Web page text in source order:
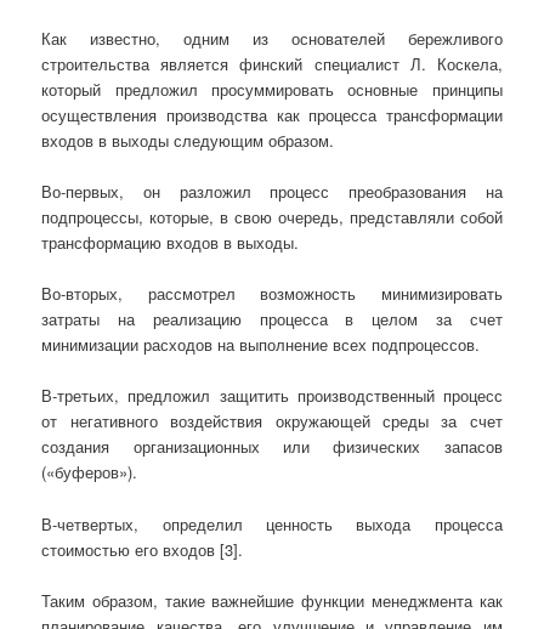
Как известно, одним из основателей бережливого
строительства является финский специалист Л. Коскела,
который предложил просуммировать основные принципы
осуществления производства как процесса трансформации
входов в выходы следующим образом.
Во-первых, он разложил процесс преобразования на
подпроцессы, которые, в свою очередь, представляли собой
трансформацию входов в выходы.
Во-вторых, рассмотрел возможность минимизировать
затраты на реализацию процесса в целом за счет
минимизации расходов на выполнение всех подпроцессов.
В-третьих, предложил защитить производственный процесс
от негативного воздействия окружающей среды за счет
создания организационных или физических запасов
(«буферов»).
В-четвертых, определил ценность выхода процесса
стоимостью его входов [3].
Таким образом, такие важнейшие функции менеджмента как